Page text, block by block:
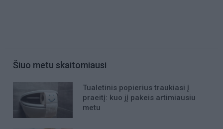
Šiuo metu skaitomiausi
Tualetinis popierius traukiasi į
praeitį: kuo jį pakeis artimiausiu
metu